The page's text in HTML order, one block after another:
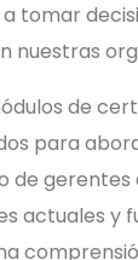
tomar
nuestras
de
para
de gerentes
actuales y